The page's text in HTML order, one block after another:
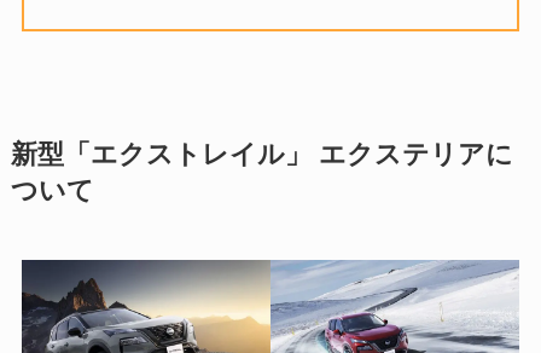
新型「エクストレイル」 エクステリアに
ついて